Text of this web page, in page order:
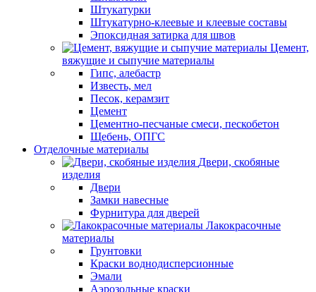
Штукатурки
Штукатурно-клеевые и клеевые составы
Эпоксидная затирка для швов
Цемент,
вяжущие и сыпучие материалы
Гипс, алебастр
Известь, мел
Песок, керамзит
Цемент
Цементно-песчаные смеси, пескобетон
Щебень, ОПГС
Отделочные материалы
Двери, скобяные
изделия
Двери
Замки навесные
Фурнитура для дверей
Лакокрасочные
материалы
Грунтовки
Краски воднодисперсионные
Эмали
Аэрозольные краски